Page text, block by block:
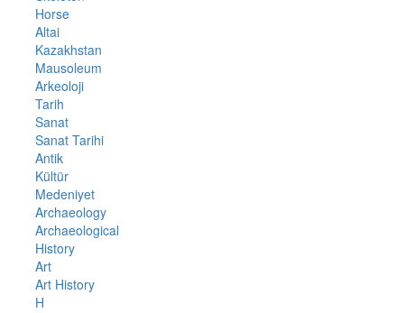
Horse
Altai
Kazakhstan
Mausoleum
Arkeoloji
Tarih
Sanat
Sanat Tarihi
Antik
Kültür
Medeniyet
Archaeology
Archaeological
History
Art
Art History
H